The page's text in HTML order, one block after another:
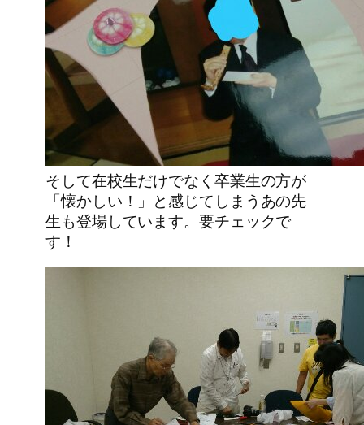
そして在校生だけでなく卒業生の方が
「懐かしい！」と感じてしまうあの先
生も登場しています。要チェックで
す！